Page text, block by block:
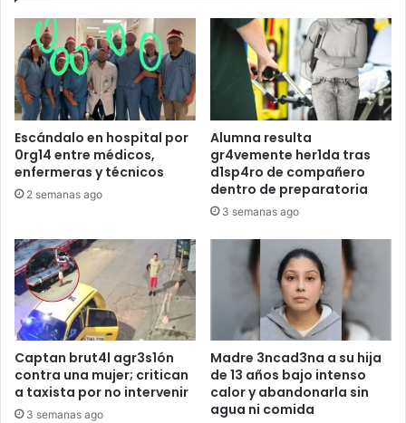
Escándalo en hospital por
0rg14 entre médicos,
enfermeras y técnicos
2 semanas ago
Alumna resulta
gr4vemente her1da tras
d1sp4ro de compañero
dentro de preparatoria
3 semanas ago
Captan brut4l agr3s1ón
contra una mujer; critican
a taxista por no intervenir
3 semanas ago
Madre 3ncad3na a su hija
de 13 años bajo intenso
calor y abandonarla sin
agua ni comida